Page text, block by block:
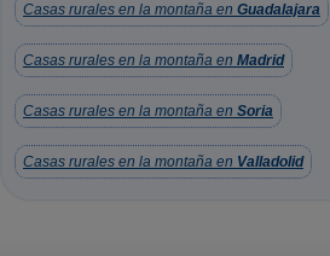
Casas rurales en la montaña en Guadalajara
Casas rurales en la montaña en Madrid
Casas rurales en la montaña en Soria
Casas rurales en la montaña en Valladolid